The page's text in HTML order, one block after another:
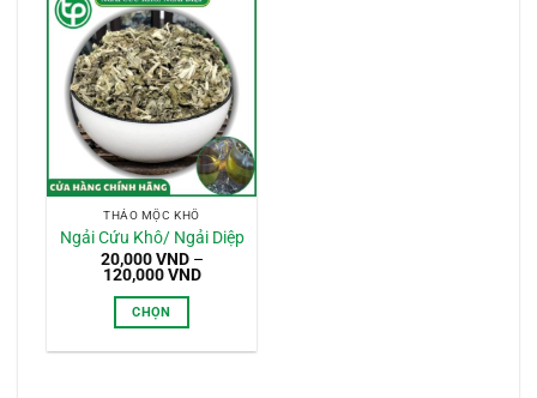
THẢO MỘC KHÔ
Ngải Cứu Khô/ Ngải Diệp
20,000VND –
120,000VNDKhoảng
120,000 VND
CHỌN